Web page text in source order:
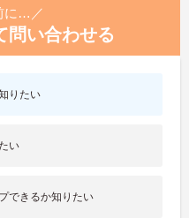
に…／
問い合わせる
りたい
い
できるか知りたい